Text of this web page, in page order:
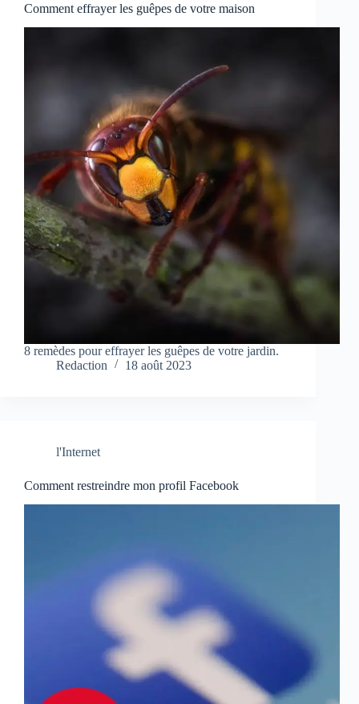
Comment effrayer les guêpes de votre maison
8 remèdes pour effrayer les guêpes de votre jardin.
Redaction
18 août 2023
l'Internet
Comment restreindre mon profil Facebook